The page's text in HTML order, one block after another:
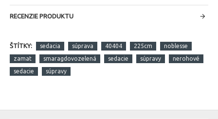
RECENZIE PRODUKTU
ŠTÍTKY: sedacia súprava 40404 225cm noblesse
zamat smaragdovozelená sedacie súpravy
nerohové
sedacie
súpravy